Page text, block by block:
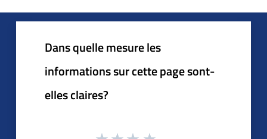
Dans quelle mesure les
informations sur cette page sont-
elles claires?